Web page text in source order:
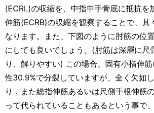
(ECRL)の収縮を、中指中手骨底に抵抗を
伸筋(ECRB)の収縮を観察することで、其
なります。また、下図のように肘筋の位
にしても良いでしょう。(肘筋は深層に尺
り、解りやすい) この場合、固有小指伸
性30.9%で分裂していますが、全く欠如
り，また総指伸筋あるいは尺側手根伸筋
って代られていることもあるという事で